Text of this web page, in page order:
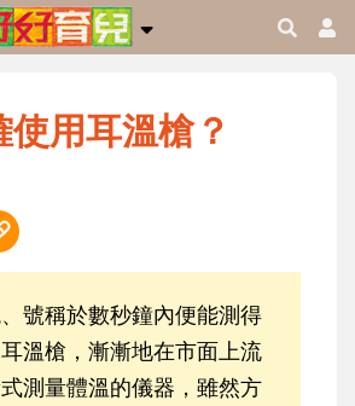
用耳溫槍？
號稱於數秒鐘內便能測得
溫槍，漸漸地在市面上流
測量體溫的儀器，雖然方